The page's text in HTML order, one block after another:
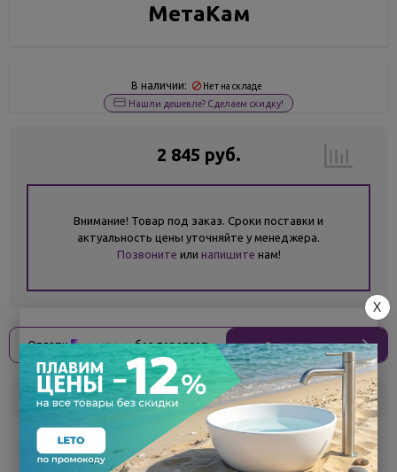
МетаКам
В наличии: Нет на складе
Нашли дешевле? Сделаем скидку!
2 845 руб.
Внимание! Товар под заказ. Сроки поставки и
актуальность цены уточняйте у менеджера.
Позвоните или напишите нам!
Оплати без переплат 711 ₽x 4 платежа
Склад Кол-во Срок поставки
Воронеж
Самовывоз
сегодня
X